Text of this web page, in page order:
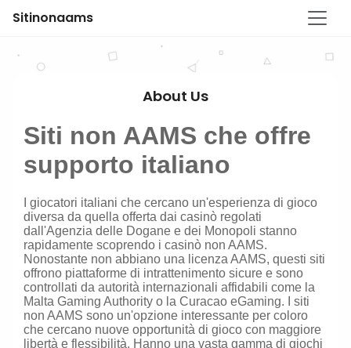
Sitinonaams
About Us